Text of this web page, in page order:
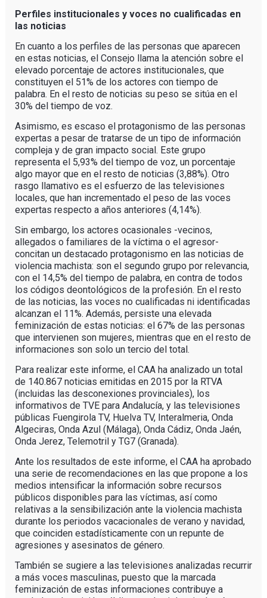
Perfiles institucionales y voces no cualificadas en
las noticias
En cuanto a los perfiles de las personas que aparecen
en estas noticias, el Consejo llama la atención sobre el
elevado porcentaje de actores institucionales, que
constituyen el 51% de los actores con tiempo de
palabra. En el resto de noticias su peso se sitúa en el
30% del tiempo de voz.
Asimismo, es escaso el protagonismo de las personas
expertas a pesar de tratarse de un tipo de información
compleja y de gran impacto social. Este grupo
representa el 5,93% del tiempo de voz, un porcentaje
algo mayor que en el resto de noticias (3,88%). Otro
rasgo llamativo es el esfuerzo de las televisiones
locales, que han incrementado el peso de las voces
expertas respecto a años anteriores (4,14%).
Sin embargo, los actores ocasionales -vecinos,
allegados o familiares de la víctima o el agresor-
concitan un destacado protagonismo en las noticias de
violencia machista: son el segundo grupo por relevancia,
con el 14,5% del tiempo de palabra, en contra de todos
los códigos deontológicos de la profesión. En el resto
de las noticias, las voces no cualificadas ni identificadas
alcanzan el 11%. Además, persiste una elevada
feminización de estas noticias: el 67% de las personas
que intervienen son mujeres, mientras que en el resto de
informaciones son solo un tercio del total.
Para realizar este informe, el CAA ha analizado un total
de 140.867 noticias emitidas en 2015 por la RTVA
(incluidas las desconexiones provinciales), los
informativos de TVE para Andalucía, y las televisiones
públicas Fuengirola TV, Huelva TV, Interalmeria, Onda
Algeciras, Onda Azul (Málaga), Onda Cádiz, Onda Jaén,
Onda Jerez, Telemotril y TG7 (Granada).
Ante los resultados de este informe, el CAA ha aprobado
una serie de recomendaciones en las que propone a los
medios intensificar la información sobre recursos
públicos disponibles para las víctimas, así como
relativas a la sensibilización ante la violencia machista
durante los periodos vacacionales de verano y navidad,
que coinciden estadísticamente con un repunte de
agresiones y asesinatos de género.
También se sugiere a las televisiones analizadas recurrir
a más voces masculinas, puesto que la marcada
feminización de estas informaciones contribuye a